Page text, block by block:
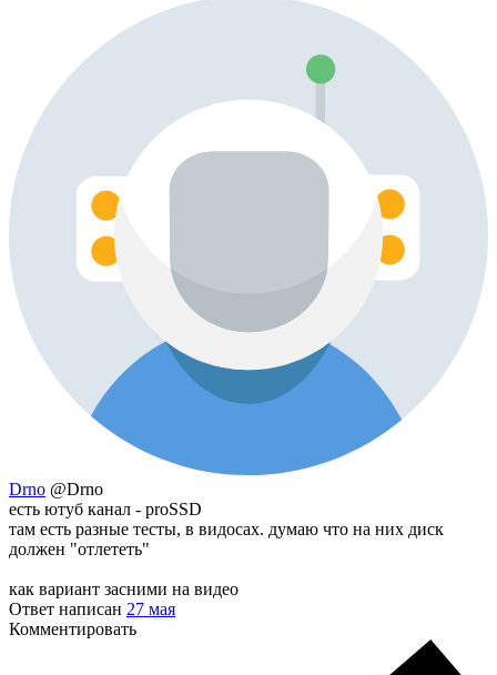
Drno @Drno
есть ютуб канал - proSSD
там есть разные тесты, в видосах. думаю что на них диск
должен "отлететь"
как вариант засними на видео
Ответ написан 27 мая
Комментировать